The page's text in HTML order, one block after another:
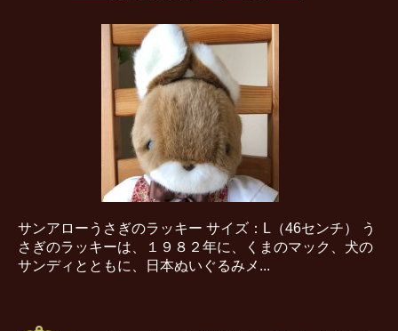
サンアローうさぎのラッキー サイズ：L（46センチ） う
さぎのラッキーは、１９８２年に、くまのマック、犬の
サンディとともに、日本ぬいぐるみメ...